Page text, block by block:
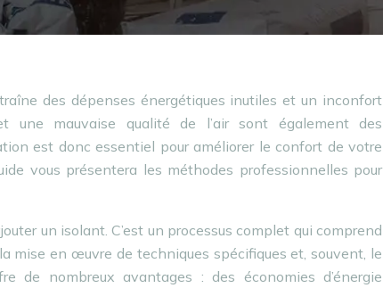
des dépenses énergétiques inutiles et un inconfort
une mauvaise qualité de l’air sont également des
est donc essentiel pour améliorer le confort de votre
vous présentera les méthodes professionnelles pour
un isolant. C’est un processus complet qui comprend
mise en œuvre de techniques spécifiques et, souvent, le
de nombreux avantages : des économies d’énergie